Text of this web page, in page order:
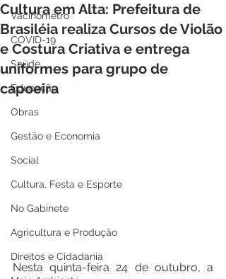
Vacinômetro
COVID-19
Saúde
Educação
Obras
Gestão e Economia
Social
Cultura, Festa e Esporte
No Gabinete
Agricultura e Produção
Direitos e Cidadania
Cultura em Alta: Prefeitura de
Brasiléia realiza Cursos de Violão
e Costura Criativa e entrega
uniformes para grupo de
capoeira
Nesta quinta-feira 24 de outubro, a